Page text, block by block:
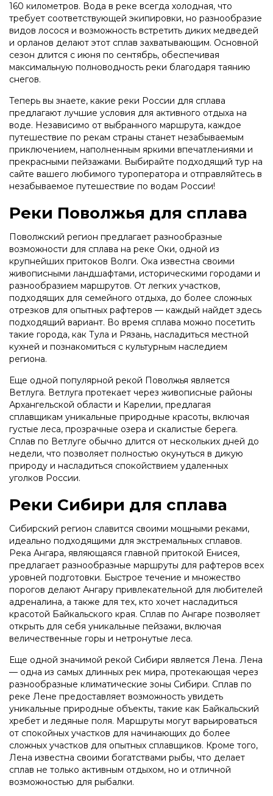
160 километров. Вода в реке всегда холодная, что
требует соответствующей экипировки, но разнообразие
видов лосося и возможность встретить диких медведей
и орланов делают этот сплав захватывающим. Основной
сезон длится с июня по сентябрь, обеспечивая
максимальную полноводность реки благодаря таянию
снегов.
Теперь вы знаете, какие реки России для сплава
предлагают лучшие условия для активного отдыха на
воде. Независимо от выбранного маршрута, каждое
путешествие по рекам страны станет незабываемым
приключением, наполненным яркими впечатлениями и
прекрасными пейзажами. Выбирайте подходящий тур на
сайте вашего любимого туроператора и отправляйтесь в
незабываемое путешествие по водам России!
Реки Поволжья для сплава
Поволжский регион предлагает разнообразные
возможности для сплава на реке Оки, одной из
крупнейших притоков Волги. Ока известна своими
живописными ландшафтами, историческими городами и
разнообразием маршрутов. От легких участков,
подходящих для семейного отдыха, до более сложных
отрезков для опытных рафтеров — каждый найдет здесь
подходящий вариант. Во время сплава можно посетить
такие города, как Тула и Рязань, насладиться местной
кухней и познакомиться с культурным наследием
региона.
Еще одной популярной рекой Поволжья является
Ветлуга. Ветлуга протекает через живописные районы
Архангельской области и Карелии, предлагая
сплавщикам уникальные природные красоты, включая
густые леса, прозрачные озера и скалистые берега.
Сплав по Ветлуге обычно длится от нескольких дней до
недели, что позволяет полностью окунуться в дикую
природу и насладиться спокойствием удаленных
уголков России.
Реки Сибири для сплава
Сибирский регион славится своими мощными реками,
идеально подходящими для экстремальных сплавов.
Река Ангара, являющаяся главной притокой Енисея,
предлагает разнообразные маршруты для рафтеров всех
уровней подготовки. Быстрое течение и множество
порогов делают Ангару привлекательной для любителей
адреналина, а также для тех, кто хочет насладиться
красотой Байкальского края. Сплав по Ангаре позволяет
открыть для себя уникальные пейзажи, включая
величественные горы и нетронутые леса.
Еще одной значимой рекой Сибири является Лена. Лена
— одна из самых длинных рек мира, протекающая через
разнообразные климатические зоны Сибири. Сплав по
реке Лене предоставляет возможность увидеть
уникальные природные объекты, такие как Байкальский
хребет и ледяные поля. Маршруты могут варьироваться
от спокойных участков для начинающих до более
сложных участков для опытных сплавщиков. Кроме того,
Лена известна своими богатствами рыбы, что делает
сплав не только активным отдыхом, но и отличной
возможностью для рыбалки.